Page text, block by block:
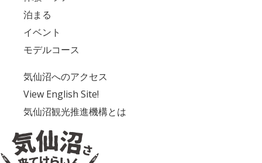
泊まる
イベント
モデルコース
気仙沼へのアクセス
View English Site!
気仙沼観光推進機構とは